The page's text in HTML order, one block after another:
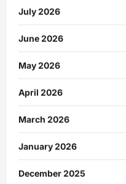
July 2026
June 2026
May 2026
April 2026
March 2026
January 2026
December 2025